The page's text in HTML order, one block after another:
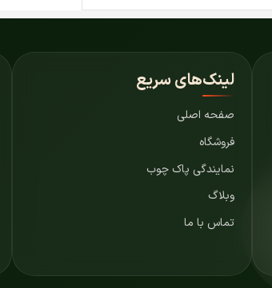
لینک‌های سریع
صفحه اصلی
فروشگاه
نمایندگی پاک چوب
وبلاگ
تماس با ما